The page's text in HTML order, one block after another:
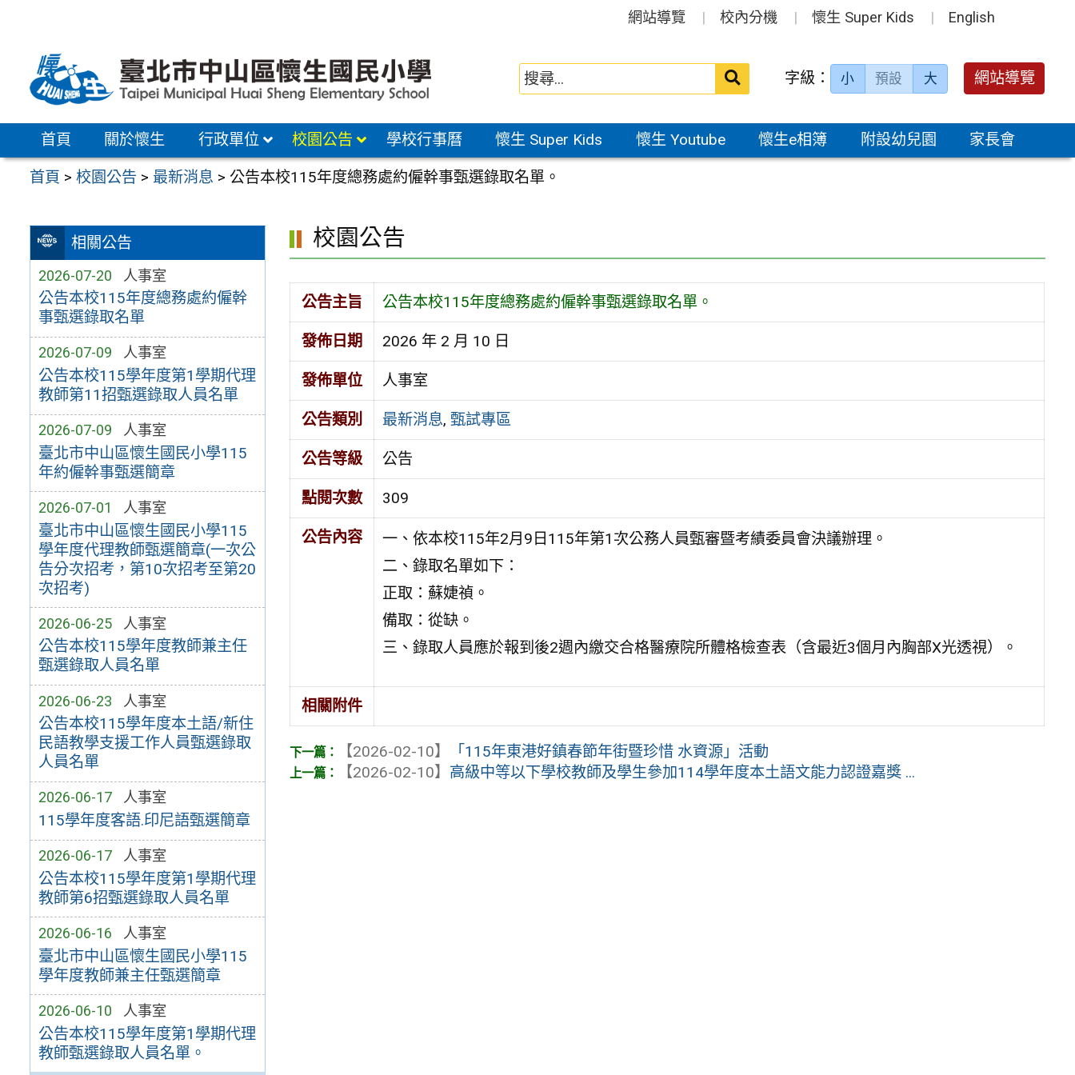
區
網站導覽 校內分機 懷生 Super Kids English
送出 字級： 小 預設 大 網站導覽
首頁 關於懷生 行政單位 校園公告 學校行事曆 懷生 Super Kids 懷生 Youtube 懷生e相簿 附設幼兒園 家長會
首頁 >校園公告 > 最新消息 > 公告本校115年度總務處約僱幹事甄選錄取名單。
相關公告
2026-07-20 人事室
公告本校115年度總務處約僱幹
事甄選錄取名單
2026-07-09 人事室
公告本校115學年度第1學期代理
教師第11招甄選錄取人員名單
2026-07-09 人事室
臺北市中山區懷生國民小學115
年約僱幹事甄選簡章
2026-07-01 人事室
臺北市中山區懷生國民小學115
學年度代理教師甄選簡章(一次公
告分次招考，第10次招考至第20
次招考)
2026-06-25 人事室
公告本校115學年度教師兼主任
甄選錄取人員名單
2026-06-23 人事室
公告本校115學年度本土語/新住
民語教學支援工作人員甄選錄取
人員名單
2026-06-17 人事室
115學年度客語.印尼語甄選簡章
2026-06-17 人事室
公告本校115學年度第1學期代理
教師第6招甄選錄取人員名單
2026-06-16 人事室
臺北市中山區懷生國民小學115
學年度教師兼主任甄選簡章
2026-06-10 人事室
公告本校115學年度第1學期代理
教師甄選錄取人員名單。
校園公告
公告主旨 公告本校115年度總務處約僱幹事甄選錄取名單。
發佈日期 2026 年 2 月 10 日
發佈單位 人事室
公告類別 最新消息, 甄試專區
公告等級 公告
點閱次數 309
公告內容
一、依本校115年2月9日115年第1次公務人員甄審暨考績委員會決議辦理。
二、錄取名單如下：
正取：蘇婕禎。
備取：從缺。
三、錄取人員應於報到後2週內繳交合格醫療院所體格檢查表（含最近3個月內胸部X光透視）。
相關附件
【2026-02-10】
「115年東港好鎮春節年街暨珍惜 水資源」活動
【2026-02-10】 高級中等以下學校教師及學生參加114學年度本土語文能力認證嘉獎 ...